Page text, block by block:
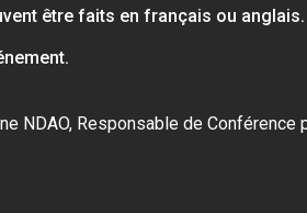
être faits en français ou
NDAO, Responsable de Conférence